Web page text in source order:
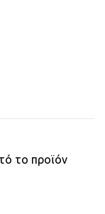
το προϊόν